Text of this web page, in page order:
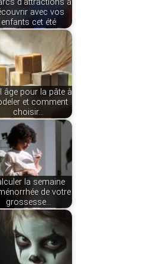
d'attractions à
avec vos
enfants cet été
âge pour la pâte à
et comment
choisir…
la semaine
de votre
grossesse…